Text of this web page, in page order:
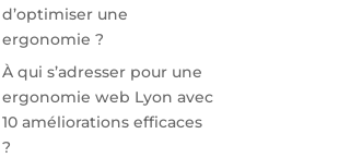
d’optimiser une
ergonomie ?
À qui s’adresser pour une
ergonomie web Lyon avec
10 améliorations efficaces
?